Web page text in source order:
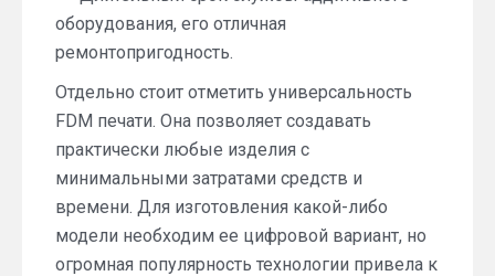
оборудования, его отличная
ремонтопригодность.
Отдельно стоит отметить универсальность
FDM печати. Она позволяет создавать
практически любые изделия с
минимальными затратами средств и
времени. Для изготовления какой-либо
модели необходим ее цифровой вариант, но
огромная популярность технологии привела к